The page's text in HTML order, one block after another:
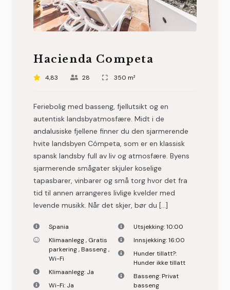
Hacienda Competa
4,83 28 350 m²
Feriebolig med basseng, fjellutsikt og en
autentisk landsbyatmosfære. Midt i de
andalusiske fjellene finner du den sjarmerende
hvite landsbyen Cómpeta, som er en klassisk
spansk landsby full av liv og atmosfære. Byens
sjarmerende smågater skjuler koselige
tapasbarer, vinbarer og små torg hvor det fra
tid til annen arrangeres livlige kvelder med
levende musikk. Når det skjer, bør du […]
Spania
Klimaanlegg, Gratis
parkering,Basseng,
Wi-Fi
Klimaanlegg: Ja
Wi-Fi: Ja
Utsjekking:10:00
Innsjekking:16:00
Hunder tillatt?:
Hunder ikke tillatt
Basseng:Privat
basseng